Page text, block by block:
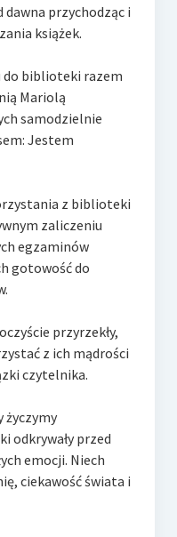
dawna przychodząc i
książek.
do biblioteki razem
Mariolą
samodzielnie
Jestem
z biblioteki
zaliczeniu
egzaminów
gotowość do
przyrzekły,
z ich mądrości
czytelnika.
życzymy
odkrywały przed
emocji. Niech
ciekawość świata i